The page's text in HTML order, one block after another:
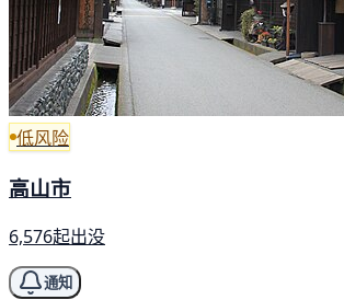
低风险
高山市
6,576起出没
通知